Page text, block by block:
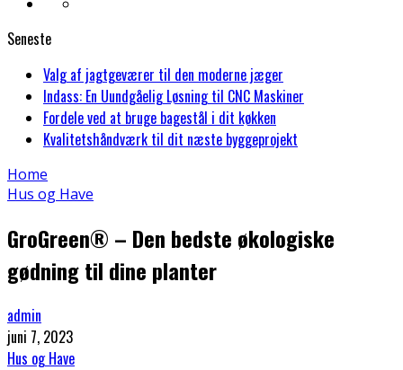
Seneste
Valg af jagtgeværer til den moderne jæger
Indass: En Uundgåelig Løsning til CNC Maskiner
Fordele ved at bruge bagestål i dit køkken
Kvalitetshåndværk til dit næste byggeprojekt
Home
Hus og Have
GroGreen® – Den bedste økologiske
gødning til dine planter
admin
juni 7, 2023
Hus og Have